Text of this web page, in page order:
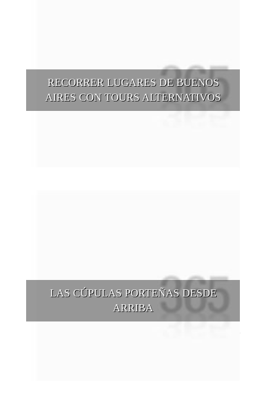
RECORRER LUGARES DE BUENOS
AIRES CON TOURS ALTERNATIVOS
LAS CÚPULAS PORTEÑAS DESDE
ARRIBA